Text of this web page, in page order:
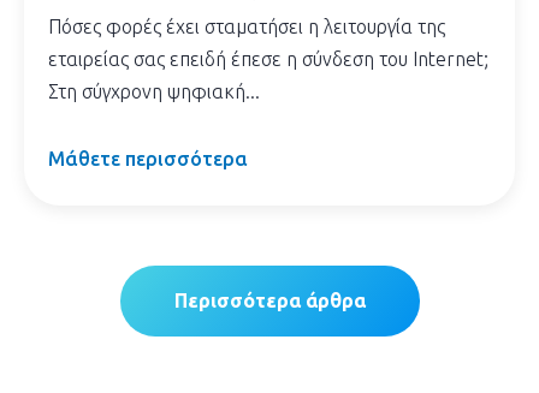
Πόσες φορές έχει σταματήσει η λειτουργία της
εταιρείας σας επειδή έπεσε η σύνδεση του Internet;
Στη σύγχρονη ψηφιακή...
Μάθετε περισσότερα
Περισσότερα άρθρα